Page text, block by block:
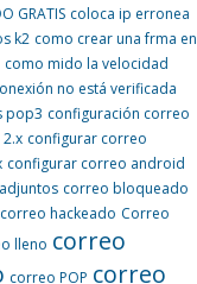
GRATIS coloca ip erronea
k2 como crear una frma en
como mido la velocidad
no está verificada
pop3 configuración correo
configurar correo
configurar correo android
correo bloqueado
correo hackeado Correo
lleno correo
correo POP correo